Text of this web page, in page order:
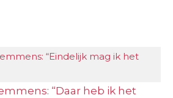
“Eindelijk mag ik het
“Daar heb ik het